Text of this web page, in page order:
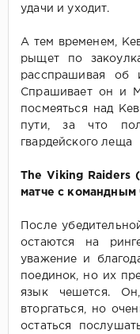
удачи и уходит.
А тем временем,
рыщет по
расспрашивая об
Спрашивает он и
посмеяться над
пути, за что
гвардейского леща
The Viking Raiders
матче с командным
После
остаются на
уважение и
поединок, но их
язык чешется.
вторгаться, но
остаться